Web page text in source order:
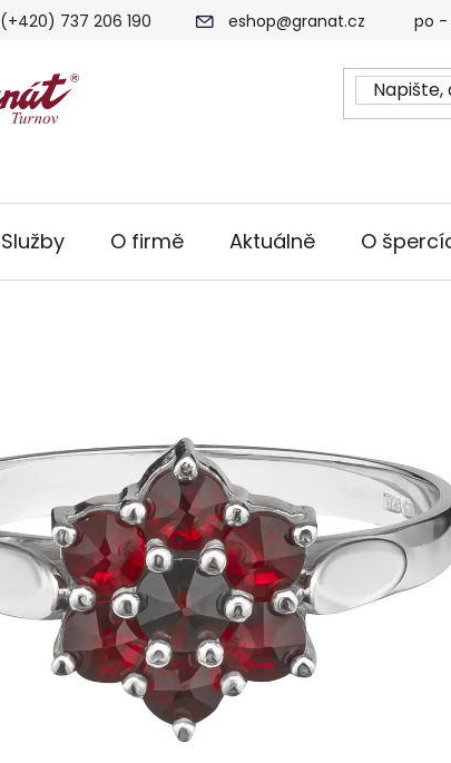
(+420) 737 206 190 eshop@granat.cz po -
Služby O firmě Aktuálně O